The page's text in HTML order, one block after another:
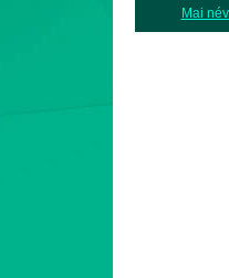
Mai